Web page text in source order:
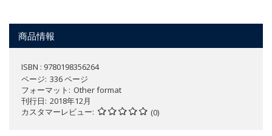
商品情報
ISBN : 9780198356264
ページ 336 ページ
フォーマット
Other format
刊行日 2018年12月
カスタマーレビュー
(0)